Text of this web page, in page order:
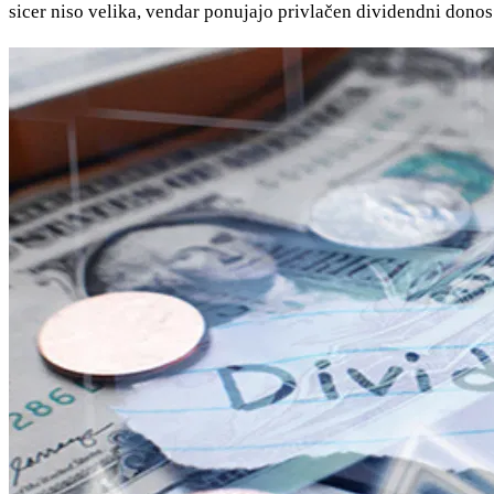
sicer niso velika, vendar ponujajo privlačen dividendni